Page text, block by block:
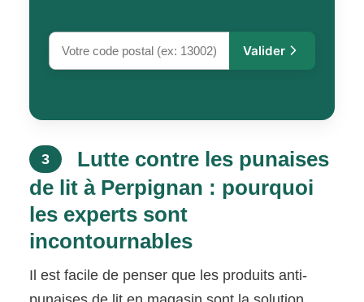
Valider
3
Lutte contre les punaises
de lit à Perpignan : pourquoi
les experts sont
incontournables
Il est facile de penser que les produits anti-